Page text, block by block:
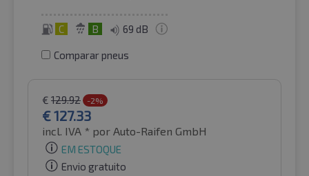
C B 69 dB
Comparar pneus
€ 129.92 -2%
€127.33
incl. IVA * por Auto-Raifen GmbH
EM ESTOQUE
Envio gratuito